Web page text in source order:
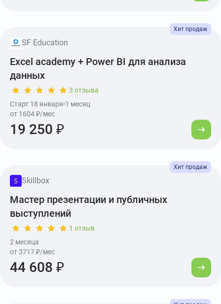
SF Education
Excel academy + Power BI для анализа
данных
3 отзыва
Старт 18 января 1 месяц
от 1604 ₽/мес
19 250 ₽
Skillbox
Мастер презентации и публичных
выступлений
1 отзыв
2 месяца
от 3717 ₽/мес
44 608 ₽